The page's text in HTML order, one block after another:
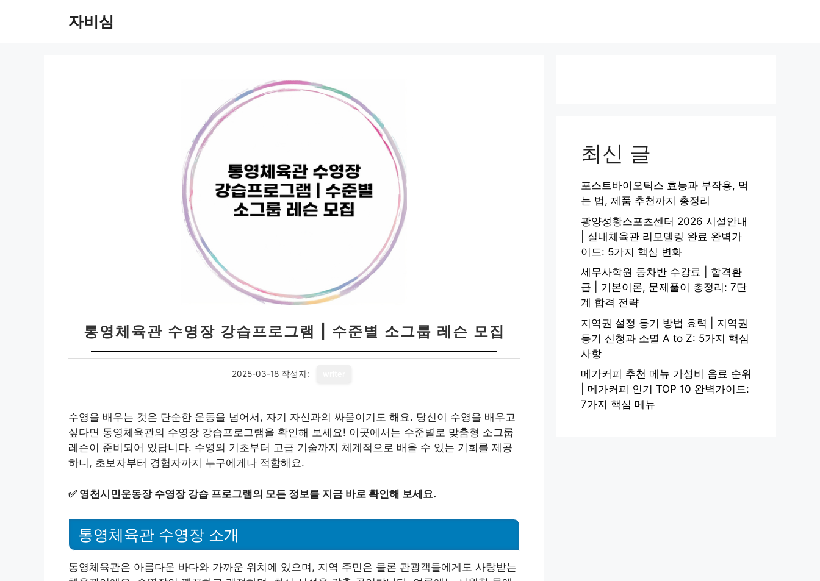
자비심
통영체육관 수영장 강습프로그램 | 수준별 소그룹 레슨 모집
2025-03-18 작성자:
수영을 배우는 것은 단순한 운동을 넘어서, 자기 자신과의 싸움이기도 해요. 당신이 수영을 배우고
싶다면 통영체육관의 수영장 강습프로그램을 확인해 보세요! 이곳에서는 수준별로 맞춤형 소그룹
레슨이 준비되어 있답니다. 수영의 기초부터 고급 기술까지 체계적으로 배울 수 있는 기회를 제공
하니, 초보자부터 경험자까지 누구에게나 적합해요.
✅ 영천시민운동장 수영장 강습 프로그램의 모든 정보를 지금 바로 확인해 보세요.
통영체육관 수영장 소개
통영체육관은 아름다운 바다와 가까운 위치에 있으며, 지역 주민은 물론 관광객들에게도 사랑받는
최신 글
포스트바이오틱스 효능과 부작용, 먹
는 법, 제품 추천까지 총정리
광양성황스포츠센터 2026 시설안내
| 실내체육관 리모델링 완료 완벽가
이드: 5가지 핵심 변화
세무사학원 동차반 수강료 | 합격환
급 | 기본이론, 문제풀이 총정리: 7단
계 합격 전략
지역권 설정 등기 방법 효력 | 지역권
등기 신청과 소멸 A to Z: 5가지 핵심
사항
메가커피 추천 메뉴 가성비 음료 순위
| 메가커피 인기 TOP 10 완벽가이드:
7가지 핵심 메뉴